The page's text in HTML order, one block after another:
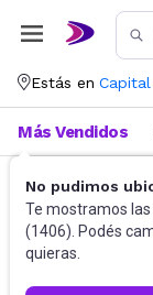
Estás en
No pudimos
Te mostramos
(1406). Podés
quieras.
Más Vendidos
Jardín